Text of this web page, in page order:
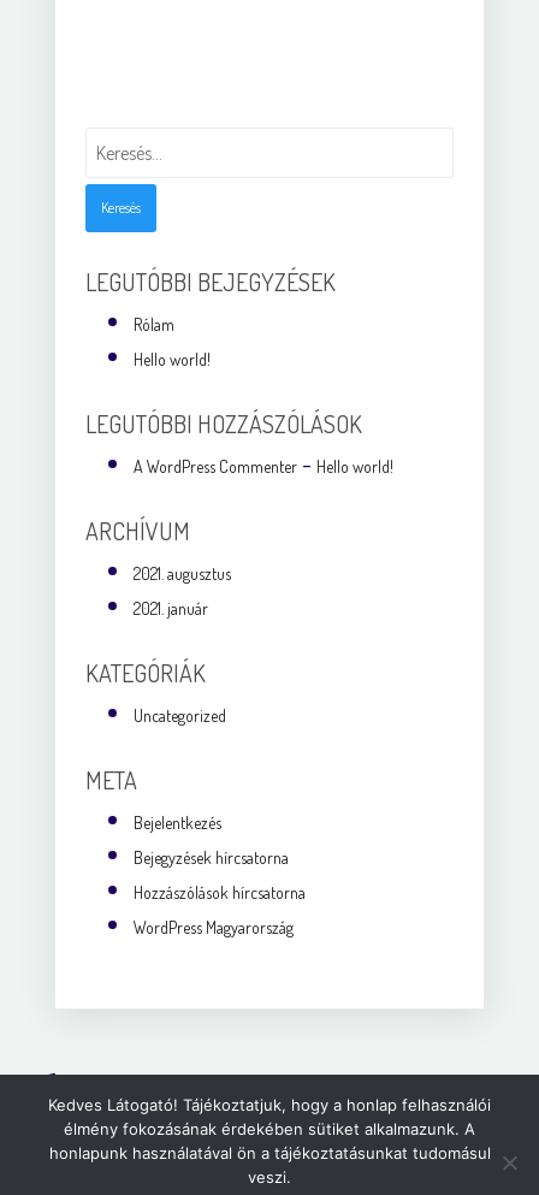
Keresés:
LEGUTÓBBI BEJEGYZÉSEK
Rólam
Hello world!
LEGUTÓBBI HOZZÁSZÓLÁSOK
A WordPress Commenter - Hello world!
ARCHÍVUM
2021. augusztus
2021. január
KATEGÓRIÁK
Uncategorized
META
Bejelentkezés
Bejegyzések hírcsatorna
Hozzászólások hírcsatorna
WordPress Magyarország
+36 30 343-2398
toth.krisztina@stresszmentestanulas.hu
Adatkezelési tájékoztató
Kedves Látogató! Tájékoztatjuk, hogy a honlap felhasználói
élmény fokozásának érdekében sütiket alkalmazunk. A
honlapunk használatával ön a tájékoztatásunkat tudomásul
veszi.